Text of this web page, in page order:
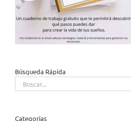
Búsqueda Rápida
Buscar:
Categorías